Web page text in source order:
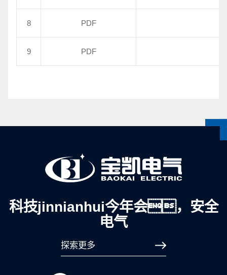
8 PDF
9 PDF
科技jinnianhui今年会，安全
电气
探索更多